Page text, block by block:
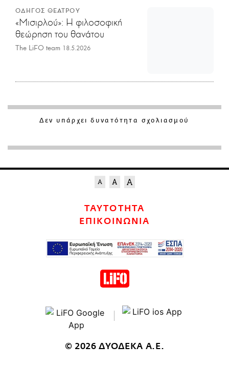
ΟΔΗΓΟΣ ΘΕΑΤΡΟΥ
«Μισιρλού»: Η φιλοσοφική
θεώρηση του θανάτου
The LiFO team 18.5.2026
Δεν υπάρχει δυνατότητα σχολιασμού
ΤΑΥΤΟΤΗΤΑ
ΕΠΙΚΟΙΝΩΝΙΑ
© 2026 ΔΥΟΔΕΚΑ Α.Ε.